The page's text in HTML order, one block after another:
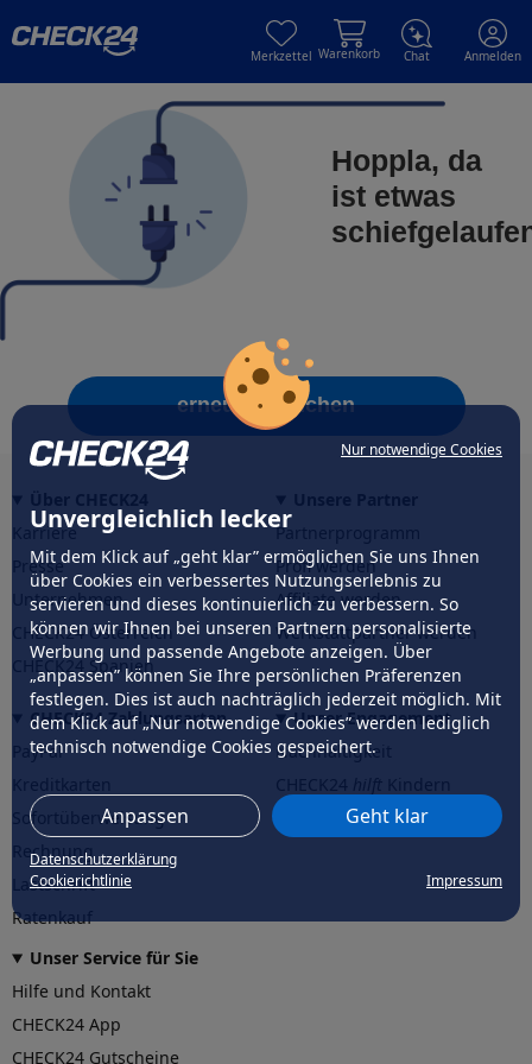
Nur notwendige Cookies
Unvergleichlich lecker
Mit dem Klick auf „geht klar” ermöglichen Sie uns Ihnen
über Cookies ein verbessertes Nutzungserlebnis zu
servieren und dieses kontinuierlich zu verbessern. So
können wir Ihnen bei unseren Partnern personalisierte
Werbung und passende Angebote anzeigen. Über
„anpassen” können Sie Ihre persönlichen Präferenzen
festlegen. Dies ist auch nachträglich jederzeit möglich. Mit
dem Klick auf „Nur notwendige Cookies” werden lediglich
technisch notwendige Cookies gespeichert.
Anpassen Geht klar
Datenschutzerklärung
Cookierichtlinie
Impressum
Merkzettel Warenkorb Chat Anmelden
Hoppla, da
ist etwas
erneut versuchen
Karriere
Presse
Unternehmen
CHECK24 Österreich
CHECK24 Spanien
Partnerprogramm
Profi werden
Affiliate werden
Werkstattpartner werden
CHECK24 Zahlungsarten
PayPal
Sofortüberweisung
Rechnung
Lastschrift
Ratenkauf
Unser Engagement
Nachhaltigkeit
CHECK24hilftder Natur
Unser Service für Sie
Hilfe und Kontakt
CHECK24 App
CHECK24 Gutscheine